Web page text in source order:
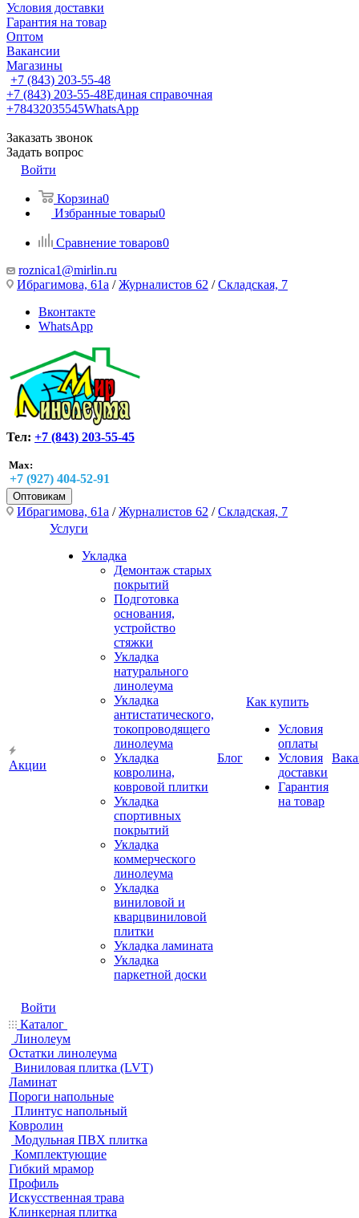
Условия доставки
Гарантия на товар
Оптом
Вакансии
Магазины
+7 (843) 203-55-48
+7 (843) 203-55-48Единая справочная
+78432035545WhatsApp
Заказать звонок
Задать вопрос
Войти
Корзина0
Избранные товары0
Сравнение товаров0
roznica1@mirlin.ru
Ибрагимова, 61а /Журналистов 62 /Складская, 7
Вконтакте
WhatsApp
Тел: +7 (843) 203-55-45
Max:
+7 (927) 404-52-91
Оптовикам
Ибрагимова, 61а /Журналистов 62 /Складская, 7
Акции
Услуги
Укладка
Демонтаж старых
покрытий
Подготовка
основания,
устройство
стяжки
Укладка
натурального
линолеума
Укладка
антистатического,
токопроводящего
линолеума
Укладка
ковролина,
ковровой плитки
Укладка
спортивных
покрытий
Укладка
коммерческого
линолеума
Укладка
виниловой и
кварцвиниловой
плитки
Укладка ламината
Укладка
паркетной доски
Блог
Как купить
Условия
оплаты
Условия
доставки
Гарантия
на товар
Войти
Каталог
Линолеум
Остатки линолеума
Виниловая плитка (LVT)
Ламинат
Пороги напольные
Плинтус напольный
Ковролин
Модульная ПВХ плитка
Комплектующие
Гибкий мрамор
Профиль
Искусственная трава
Клинкерная плитка